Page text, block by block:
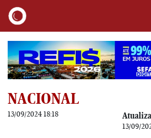
NACIONAL
13/09/2024 18:18
13/09/